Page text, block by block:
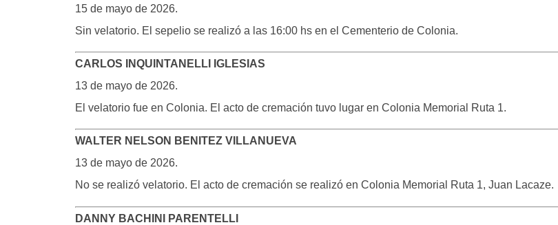
15 de mayo de 2026.
Sin velatorio. El sepelio se realizó a las 16:00 hs en el Cementerio de Colonia.
CARLOS INQUINTANELLI IGLESIAS
13 de mayo de 2026.
El velatorio fue en Colonia. El acto de cremación tuvo lugar en Colonia Memorial Ruta 1.
WALTER NELSON BENITEZ VILLANUEVA
13 de mayo de 2026.
No se realizó velatorio. El acto de cremación se realizó en Colonia Memorial Ruta 1, Juan Lacaze.
DANNY BACHINI PARENTELLI